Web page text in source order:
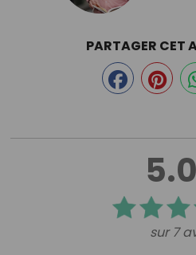
5.0
sur 7
PARTAGER CET